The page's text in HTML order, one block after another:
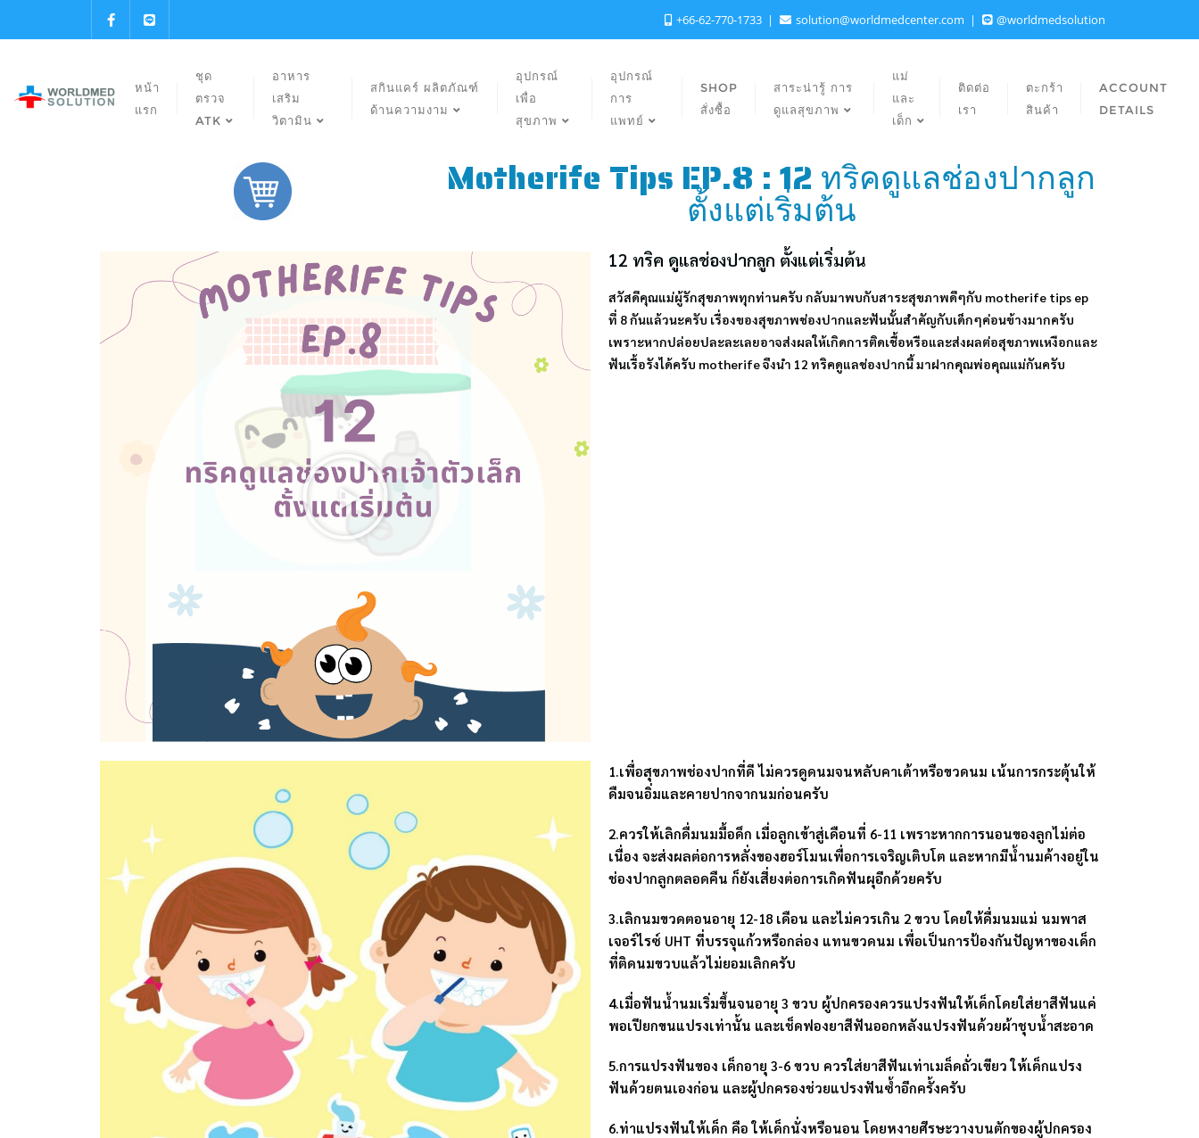
+66-62-770-1733 solution@worldmedcenter.com @worldmedsolution
หน้า
แรก
ชุด
ตรวจ
ATK
อาหาร
เสริม
วิตามิน
สกินแคร์ ผลิตภัณฑ์
ด้านความงาม
อุปกรณ์
เพื่อ
สุขภาพ
อุปกรณ์
การ
แพทย์
SHOP
สั่งซื้อ
สาระน่ารู้ การ
ดูแลสุขภาพ
แม่
และ
เด็ก
ติดต่อ
เรา
ตะกร้า
สินค้า
ACCOUNT
DETAILS
Motherife Tips EP.8 : 12 ทริคดูแลช่องปากลูก
ตั้งแต่เริ่มต้น
12 ทริค ดูแลช่องปากลูก ตั้งแต่เริ่มต้น
สวัสดีคุณแม่ผู้รักสุขภาพทุกท่านครับ กลับมาพบกับสาระสุขภาพดีๆกับ motherife tips ep
ที่ 8 กันแล้วนะครับ เรื่องของสุขภาพช่องปากและฟันนั้นสำคัญกับเด็กๆค่อนข้างมากครับ
เพราะหากปล่อยปละละเลยอาจส่งผลให้เกิดการติดเชื้อหรือและส่งผลต่อสุขภาพเหงือกและ
ฟันเรื้อรังได้ครับ motherife จึงนำ 12 ทริคดูแลช่องปากนี้ มาฝากคุณพ่อคุณแม่กันครับ
1.เพื่อสุขภาพช่องปากที่ดี ไม่ควรดูดนมจนหลับคาเต้าหรือขวดนม เน้นการกระตุ้นให้
ดืมจนอิ่มและคายปากจากนมก่อนครับ
2.ควรให้เลิกดื่มนมมื้อดึก เมื่อลูกเข้าสู่เดือนที่ 6-11 เพราะหากการนอนของลูกไม่ต่อ
เนื่อง จะส่งผลต่อการหลั่งของฮอร์โมนเพื่อการเจริญเติบโต และหากมีน้ำนมค้างอยู่ใน
ช่องปากลูกตลอดคืน ก็ยังเสี่ยงต่อการเกิดฟันผุอีกด้วยครับ
3.เลิกนมขวดตอนอายุ 12-18 เดือน และไม่ควรเกิน 2 ขวบ โดยให้ดื่มนมแม่ นมพาส
เจอร์ไรซ์ UHT ที่บรรจุแก้วหรือกล่อง แทนขวดนม เพื่อเป็นการป้องกันปัญหาของเด็ก
ที่ติดนมขวบแล้วไม่ยอมเลิกครับ
4.เมื่อฟันน้ำนมเริ่มขึ้นจนอายุ 3 ขวบ ผู้ปกครองควรแปรงฟันให้เด็กโดยใส่ยาสีฟันแค่
พอเปียกขนแปรงเท่านั้น และเช็ดฟองยาสีฟันออกหลังแปรงฟันด้วยผ้าชุบน้ำสะอาด
5.การแปรงฟันของ เด็กอายุ 3-6 ขวบ ควรใส่ยาสีฟันเท่าเมล็ดถั่วเขียว ให้เด็กแปรง
ฟันด้วยตนเองก่อน และผู้ปกครองช่วยแปรงฟันซ้ำอีกครั้งครับ
6.ท่าแปรงฟันให้เด็ก คือ ให้เด็กนั่งหรือนอน โดยหงายศีรษะวางบนตักของผู้ปกครอง